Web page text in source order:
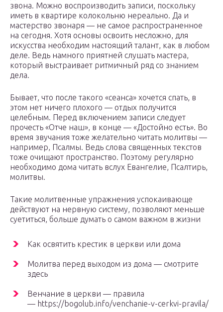
звона. Можно воспроизводить записи, поскольку
иметь в квартире колокольню нереально. Да и
мастерство звонаря — не самое распространенное
на сегодня. Хотя основы освоить несложно, для
искусства необходим настоящий талант, как в любом
деле. Ведь намного приятней слушать мастера,
который выстраивает ритмичный ряд со знанием
дела.
Бывает, что после такого «сеанса» хочется спать, в
этом нет ничего плохого — отдых получится
целебным. Перед включением записи следует
прочесть «Отче наш», в конце — «Достойно есть». Во
время звучания тоже желательно читать молитвы —
например, Псалмы. Ведь слова священных текстов
тоже очищают пространство. Поэтому регулярно
необходимо дома читать вслух Евангелие, Псалтирь,
молитвы.
Такие молитвенные упражнения успокаивающе
действуют на нервную систему, позволяют меньше
суетиться, больше думать о самом важном в жизни
Как освятить крестик в церкви или дома
Молитва перед выходом из дома — смотрите
здесь
Венчание в церкви — правила
— https://bogolub.info/venchanie-v-cerkvi-pravila/